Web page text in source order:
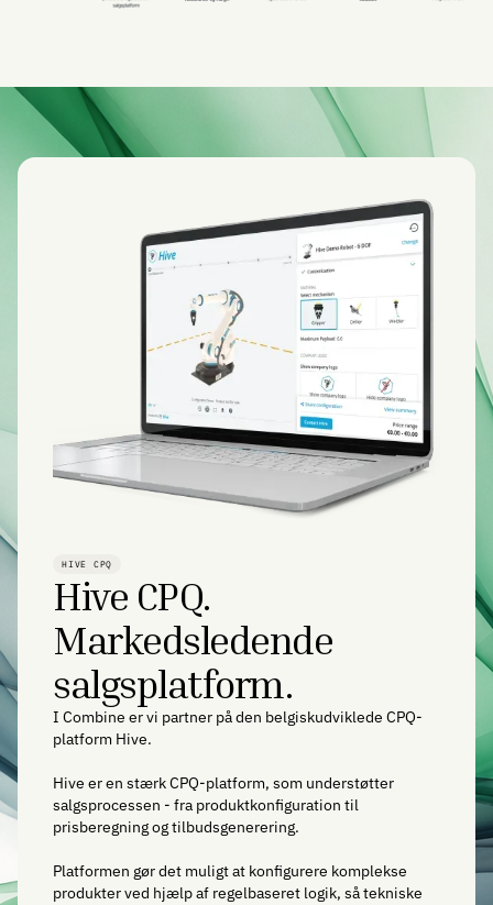
HIVE CPQ
Hive CPQ.
Markedsledende
salgsplatform.
I Combine er vi partner på den belgiskudviklede CPQ-
platform Hive.
Hive er en stærk CPQ-platform, som understøtter
salgsprocessen - fra produktkonfiguration til
prisberegning og tilbudsgenerering.
Platformen gør det muligt at konfigurere komplekse
produkter ved hjælp af regelbaseret logik, så tekniske